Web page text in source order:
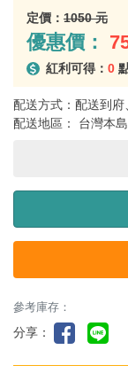
定價： 1050 元
優惠價：
紅利可得： 0
配送方式：配送到
配送地區： 台灣本
參考庫存：
分享：